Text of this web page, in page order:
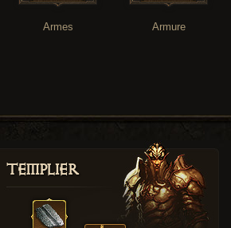
Armes Armure
Templier